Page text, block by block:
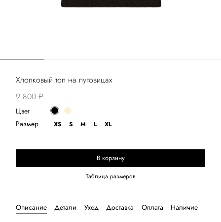
Хлопковый топ на пуговицах
9 800 ₽
Цвет
В корзину
Выберите размер
Таблица размеров
Размер XS S M L XL
Описание Детали Уход Доставка Оплата Наличие